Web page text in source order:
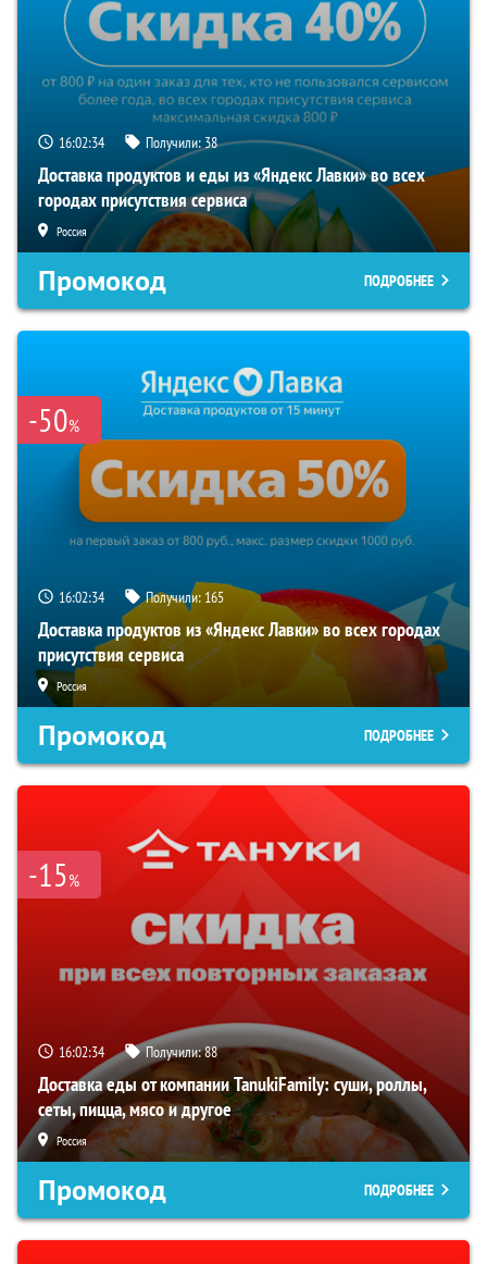
16:02:33 Получили:38
Доставка продуктов и еды из «Яндекс Лавки» во всех
городах присутствия сервиса
Россия
Промокод ПОДРОБНЕЕ
-50%
16:02:33 Получили: 165
Доставка продуктов из «Яндекс Лавки» во всех городах
присутствия сервиса
Россия
Промокод ПОДРОБНЕЕ
-15%
16:02:33 Получили:88
Доставка еды от компании TanukiFamily: суши, роллы,
сеты, пицца, мясо и другое
Россия
Промокод ПОДРОБНЕЕ